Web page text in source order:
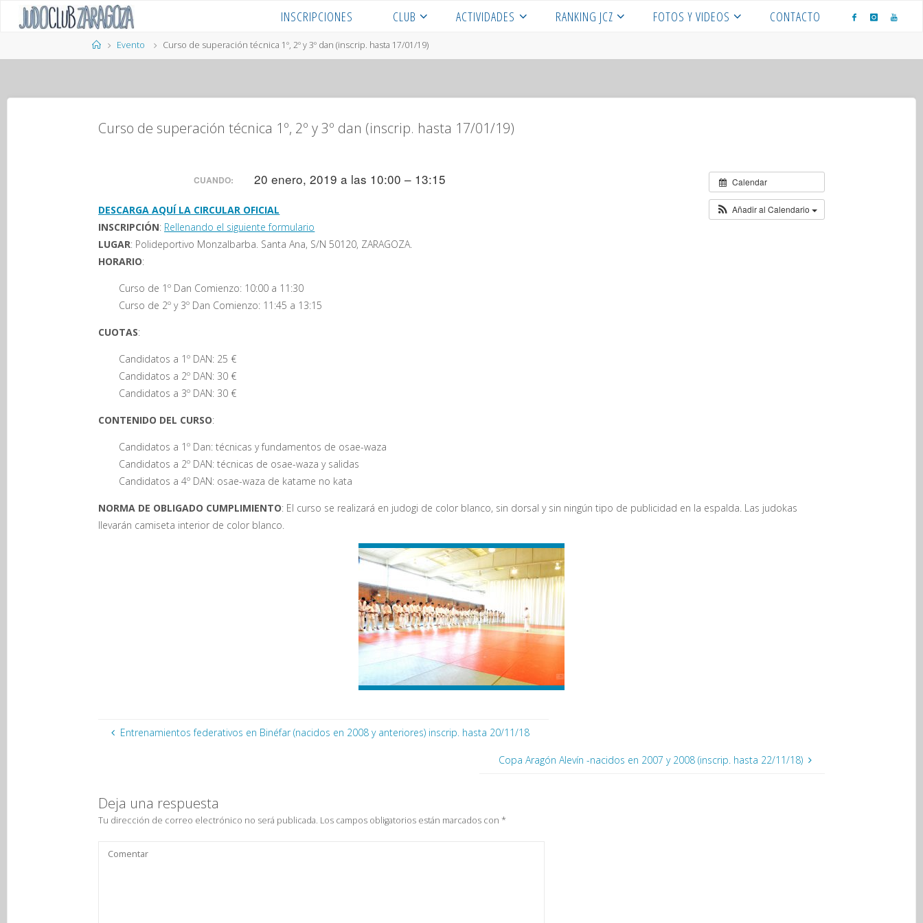
Saltar
INSCRIPCIONES CLUB ACTIVIDADES RANKING JCZ FOTOS Y VIDEOS CONTACTO
Página
de
Evento Curso de superación técnica 1º, 2º y 3º dan (inscrip. hasta 17/01/19)
Curso de superación técnica 1º, 2º y 3º dan (inscrip. hasta 17/01/19)
Calendar
Añadir al Calendario
CUANDO: 20 enero, 2019 a las 10:00 – 13:15
DESCARGA AQUÍ LA CIRCULAR OFICIAL
INSCRIPCIÓN: Rellenando el siguiente formulario
LUGAR: Polideportivo Monzalbarba. Santa Ana, S/N 50120, ZARAGOZA.
HORARIO:
Curso de 1º Dan Comienzo: 10:00 a 11:30
Curso de 2º y 3º Dan Comienzo: 11:45 a 13:15
CUOTAS:
Candidatos a 1º DAN: 25 €
Candidatos a 2º DAN: 30 €
Candidatos a 3º DAN: 30 €
CONTENIDO DEL CURSO:
Candidatos a 1º Dan: técnicas y fundamentos de osae-waza
Candidatos a 2º DAN: técnicas de osae-waza y salidas
Candidatos a 4º DAN: osae-waza de katame no kata
NORMA DE OBLIGADO CUMPLIMIENTO: El curso se realizará en judogi de color blanco, sin dorsal y sin ningún tipo de publicidad en la espalda. Las judokas
llevarán camiseta interior de color blanco.
Entrenamientos federativos en Binéfar (nacidos en 2008 y anteriores) inscrip. hasta 20/11/18
Copa Aragón Alevín -nacidos en 2007 y 2008 (inscrip. hasta 22/11/18)
Deja una respuesta
Tu dirección de correo electrónico no será publicada. Los campos obligatorios están marcados con*